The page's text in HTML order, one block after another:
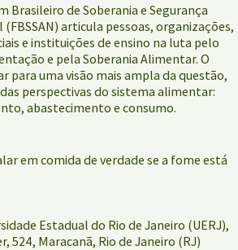
Brasileiro de Soberania e Segurança
articula pessoas, organizações,
e instituições de ensino na luta pelo
e pela Soberania Alimentar. O
para uma visão mais ampla da questão,
perspectivas do sistema alimentar:
abastecimento e consumo.
em comida de verdade se a fome está
Estadual do Rio de Janeiro (UERJ),
524, Maracanã, Rio de Janeiro (RJ)